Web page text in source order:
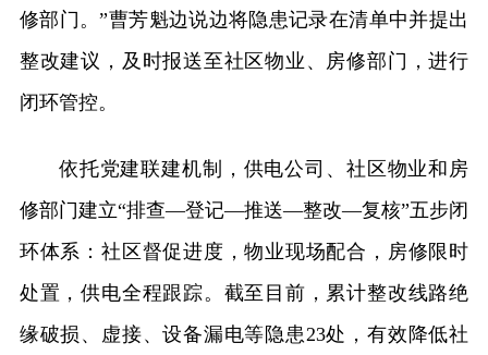
修部门。”曹芳魁边说边将隐患记录在清单中并提出
整改建议，及时报送至社区物业、房修部门，进行
闭环管控。
依托党建联建机制，供电公司、社区物业和房
修部门建立“排查—登记—推送—整改—复核”五步闭
环体系：社区督促进度，物业现场配合，房修限时
处置，供电全程跟踪。截至目前，累计整改线路绝
缘破损、虚接、设备漏电等隐患23处，有效降低社